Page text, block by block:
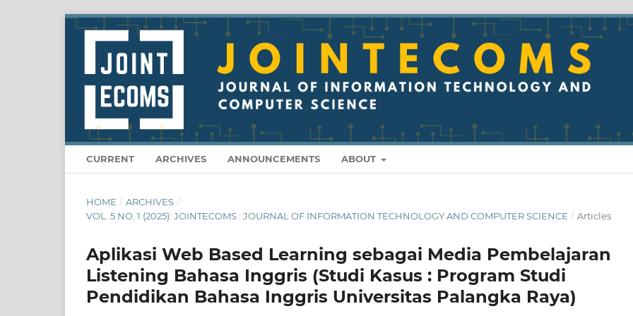
CURRENT ARCHIVES ANNOUNCEMENTS ABOUT
HOME / ARCHIVES /
VOL. 5 NO. 1 (2025): JOINTECOMS : JOURNAL OF INFORMATION TECHNOLOGY AND COMPUTER SCIENCE / Articles
Aplikasi Web Based Learning sebagai Media Pembelajaran
Listening Bahasa Inggris (Studi Kasus : Program Studi
Pendidikan Bahasa Inggris Universitas Palangka Raya)